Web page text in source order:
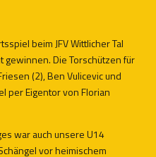
beim JFV Wittlicher Tal
gewinnen. Die Torschützen für
(2), Ben Vulicevic und
per Eigentor von Florian
war auch unsere U14
vor heimischem